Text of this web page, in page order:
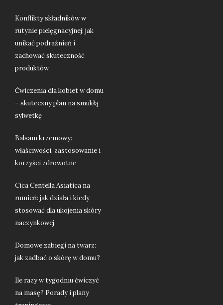
Konflikty składników w
rutynie pielęgnacyjnej: jak
unikać podrażnień i
zachować skuteczność
produktów
Ćwiczenia dla kobiet w domu
– skuteczny plan na smukłą
sylwetkę
Balsam krzemowy:
właściwości, zastosowanie i
korzyści zdrowotne
Cica Centella Asiatica na
rumień: jak działa i kiedy
stosować dla ukojenia skóry
naczynkowej
Domowe zabiegi na twarz:
jak zadbać o skórę w domu?
Ile razy w tygodniu ćwiczyć
na masę? Porady i plany